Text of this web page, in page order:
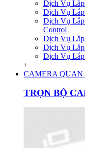
Dịch Vụ
Dịch Vụ
Dịch Vụ
Control
Dịch Vụ
Dịch Vụ
Dịch Vụ
+
CAMERA QUAN
TRỌN BỘ